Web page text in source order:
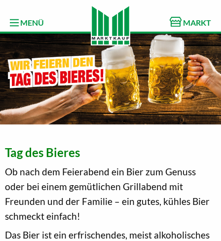
MENÜ MARKT
Tag des Bieres
Ob nach dem Feierabend ein Bier zum Genuss
oder bei einem gemütlichen Grillabend mit
Freunden und der Familie – ein gutes, kühles Bier
schmeckt einfach!
Das Bier ist ein erfrischendes, meist alkoholisches